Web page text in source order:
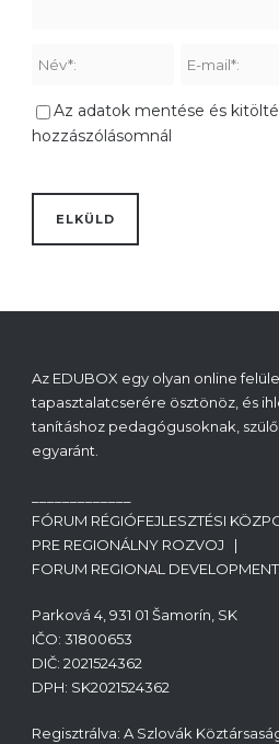
Az adatok mentése és
hozzászólásomnál
Az EDUBOX egy olyan online
tapasztalatcserére ösztönöz, és
tanításhoz pedagógusoknak,
egyaránt.
FÓRUM RÉGIÓFEJLESZTÉSI
PRE REGIONÁLNY ROZVOJ |
FORUM REGIONAL
Parková 4, 931 01 Šamorín, SK
IČO: 31800653
DIČ: 2021524362
DPH: SK2021524362
Regisztrálva: A Szlovák